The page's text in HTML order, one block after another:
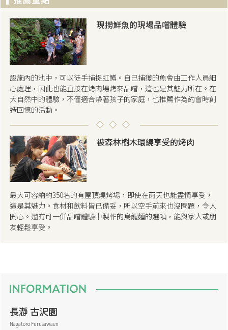
現撈鮮魚的現場品嚐體驗
設施內的池中，可以徒手捕捉虹鱒。自己捕獲的魚會由工作人員細
心處理，因此也能直接在烤肉場烤來品嚐，這也是其魅力所在。在
大自然中的體驗，不僅適合帶著孩子的家庭，也推薦作為約會時創
造回憶的活動。
被森林樹木環繞享受的烤肉
最大可容納約350名的有屋頂燒烤場，即使在雨天也能盡情享受，
這是其魅力。食材和飲料皆已備妥，所以空手前來也沒問題，令人
開心。還有可一併品嚐體驗中製作的烏龍麵的選項，能與家人或朋
友輕鬆享受。
長瀞 古沢園
Nagatoro Furusawaen